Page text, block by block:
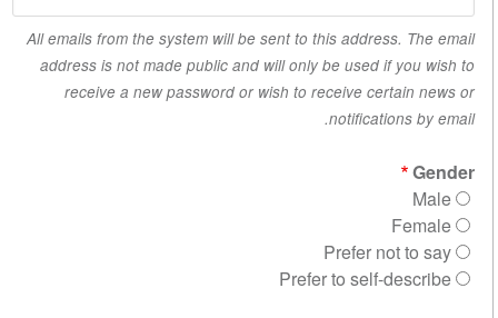
All emails from the system will be sent to this address. The email
address is not made public and will only be used if you wish to
receive a new password or wish to receive certain news or
notifications by email.
Gender
Male
Female
Prefer not to say
Prefer to self-describe